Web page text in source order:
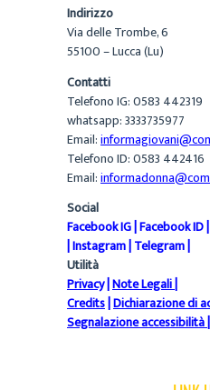
Indirizzo
Via delle Trombe, 6
55100 – Lucca (Lu)
Contatti
Telefono IG: 0583 442319
whatsapp: 3333735977
Email:
Telefono ID: 0583 442416
Email:
Social
Facebook IG|Facebook ID|
|Instagram|Telegram|
Utilità
Privacy|Note Legali|
Credits|Dichiarazione di
Segnalazione accessibilità|